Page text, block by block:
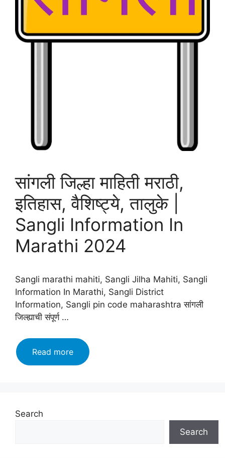
सांगली जिल्हा माहिती मराठी,
इतिहास, वैशिष्ट्ये, तालुके |
Sangli Information In
Marathi 2024
Sangli marathi mahiti, Sangli Jilha Mahiti, Sangli
Information In Marathi, Sangli District
Information, Sangli pin code maharashtra सांगली
जिल्ह्याची संपूर्ण …
Read moreसांगली
जिल्हा
Search
Search